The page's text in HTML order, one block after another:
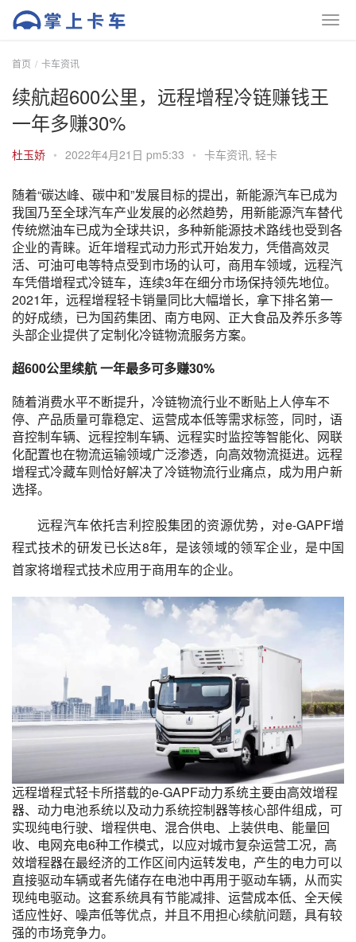
首页 卡车资讯
续航超600公里，远程增程冷链赚钱王
一年多赚30%
杜玉娇 • 2022年4月21日 pm5:33 • 卡车资讯, 轻卡
随着“碳达峰、碳中和”发展目标的提出，新能源汽车已成为
我国乃至全球汽车产业发展的必然趋势，用新能源汽车替代
传统燃油车已成为全球共识，多种新能源技术路线也受到各
企业的青睐。近年增程式动力形式开始发力，凭借高效灵
活、可油可电等特点受到市场的认可，商用车领域，远程汽
车凭借增程式冷链车，连续3年在细分市场保持领先地位。
2021年，远程增程轻卡销量同比大幅增长，拿下排名第一
的好成绩，已为国药集团、南方电网、正大食品及养乐多等
头部企业提供了定制化冷链物流服务方案。
超600公里续航 一年最多可多赚30%
随着消费水平不断提升，冷链物流行业不断贴上人停车不
停、产品质量可靠稳定、运营成本低等需求标签，同时，语
音控制车辆、远程控制车辆、远程实时监控等智能化、网联
化配置也在物流运输领域广泛渗透，向高效物流挺进。远程
增程式冷藏车则恰好解决了冷链物流行业痛点，成为用户新
选择。
远程汽车依托吉利控股集团的资源优势，对e-GAPF增
程式技术的研发已长达8年，是该领域的领军企业，是中国
首家将增程式技术应用于商用车的企业。
远程增程式轻卡所搭载的e-GAPF动力系统主要由高效增程
器、动力电池系统以及动力系统控制器等核心部件组成，可
实现纯电行驶、增程供电、混合供电、上装供电、能量回
收、电网充电6种工作模式，以应对城市复杂运营工况，高
效增程器在最经济的工作区间内运转发电，产生的电力可以
直接驱动车辆或者先储存在电池中再用于驱动车辆，从而实
现纯电驱动。这套系统具有节能减排、运营成本低、全天候
适应性好、噪声低等优点，并且不用担心续航问题，具有较
强的市场竞争力。